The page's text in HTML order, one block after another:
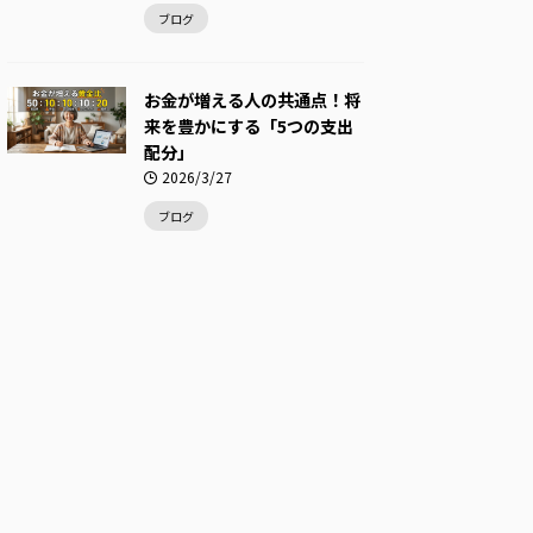
ブログ
お金が増える人の共通点！将
来を豊かにする「5つの支出
配分」
2026/3/27
ブログ